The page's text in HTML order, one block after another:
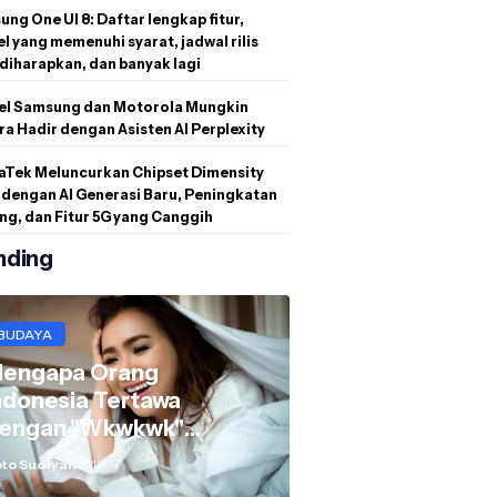
One UI 8: Daftar lengkap fitur,
yang memenuhi syarat, jadwal rilis
dan banyak lagi
Samsung dan Motorola Mungkin
Hadir dengan Asisten AI Perplexity
Meluncurkan Chipset Dimensity
AI Generasi Baru, Peningkatan
dan Fitur 5G yang Canggih
Orang
Tertawa
"Wkwkwk"
"Hahaha"?
Sudiyanto 11.07